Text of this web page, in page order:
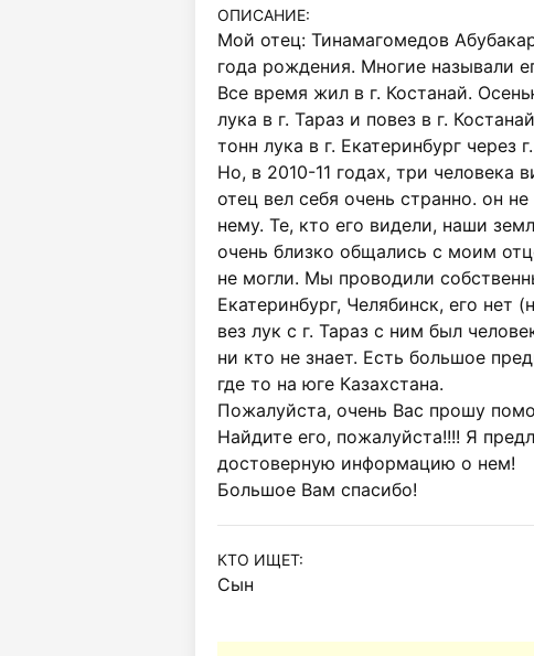
ОПИСАНИЕ:
Мой отец: Тинамагомедов
года рождения. Многие называли
Все время жил в г. Костанай.
лука в г. Тараз и повез в г.
тонн лука в г. Екатеринбург через
Но, в 2010-11 годах, три человека
отец вел себя очень странно. он
нему. Те, кто его видели, наши
очень близко общались с моим
не могли. Мы проводили
Екатеринбург, Челябинск, его
вез лук с г. Тараз с ним был
ни кто не знает. Есть большое
где то на юге Казахстана.
Пожалуйста, очень Вас прошу
Найдите его, пожалуйста!!!! Я
достоверную информацию о нем!
Большое Вам спасибо!
КТО ИЩЕТ:
Сын